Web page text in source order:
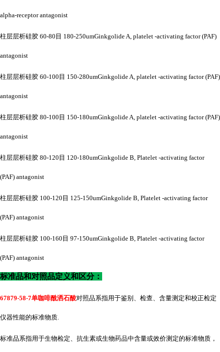
alpha-receptor antagonist
柱层层析硅胶 60-80目 180-250umGinkgolide A, platelet -activating factor (PAF)
antagonist
柱层层析硅胶 60-100目 150-280umGinkgolide A, platelet -activating factor (PAF)
antagonist
柱层层析硅胶 80-100目 150-180umGinkgolide A, platelet -activating factor (PAF)
antagonist
柱层层析硅胶 80-120目 120-180umGinkgolide B, Platelet -activating factor
(PAF) antagonist
柱层层析硅胶 100-120目 125-150umGinkgolide B, Platelet -activating factor
(PAF) antagonist
柱层层析硅胶 100-160目 97-150umGinkgolide B, Platelet -activating factor
(PAF) antagonist
标准品和对照品定义和区分：
67879-58-7单咖啡酰洒石酸对照品系指用于鉴别、检查、含量测定和校正检定
仪器性能的标准物质.
标准品系指用于生物检定、抗生素或生物药品中含量或效价测定的标准物质，